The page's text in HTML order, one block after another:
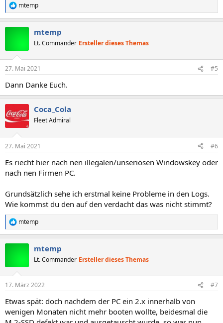
R
e
e
:
mtemp
mtemp
Lt. Commander Ersteller dieses Themas
27. Mai 2021 #5
Dann Danke Euch.
Coca_Cola
Fleet Admiral
27. Mai 2021 #6
Es riecht hier nach nen illegalen/unseriösen Windowskey oder
nach nen Firmen PC.
Grundsätzlich sehe ich erstmal keine Probleme in den Logs.
Wie kommst du den auf den verdacht das was nicht stimmt?
R
e
e
:
mtemp
mtemp
Lt. Commander Ersteller dieses Themas
17. März 2022 #7
Etwas spät: doch nachdem der PC ein 2.x innerhalb von
wenigen Monaten nicht mehr booten wollte, beidesmal die